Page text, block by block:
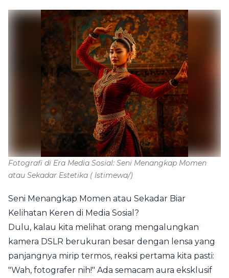
Fotografi di Era Media Sosial: Seni Menangkap Momen
atau Sekadar Estetika ( Istimewa/)
Seni Menangkap Momen atau Sekadar Biar
Kelihatan Keren di Media Sosial?
Dulu, kalau kita melihat orang mengalungkan
kamera DSLR berukuran besar dengan lensa yang
panjangnya mirip termos, reaksi pertama kita pasti:
"Wah, fotografer nih!" Ada semacam aura eksklusif